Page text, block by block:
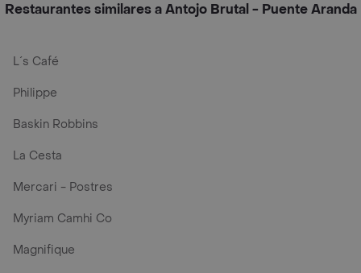
Restaurantes similares a Antojo Brutal - Puente Aranda
L´s Café
Philippe
Baskin Robbins
La Cesta
Mercari - Postres
Myriam Camhi Co
Magnifique